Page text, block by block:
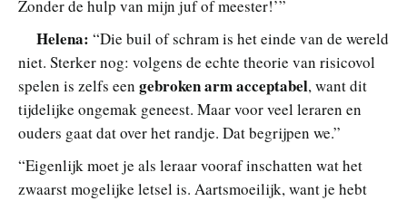
Zonder de hulp van mijn juf of meester!’”
Helena: “Die buil of schram is het einde van de wereld
niet. Sterker nog: volgens de echte theorie van risicovol
spelen is zelfs een gebroken arm acceptabel, want dit
tijdelijke ongemak geneest. Maar voor veel leraren en
ouders gaat dat over het randje. Dat begrijpen we.”
“Eigenlijk moet je als leraar vooraf inschatten wat het
zwaarst mogelijke letsel is. Aartsmoeilijk, want je hebt